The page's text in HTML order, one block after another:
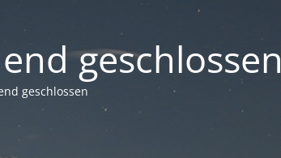
geschlossen
geschlossen